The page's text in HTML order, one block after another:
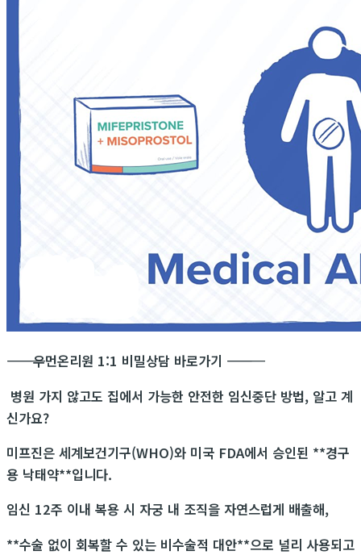
―――――――――――우먼온리원 1:1 비밀상담 바로가기 ―――――――――――
병원 가지 않고도 집에서 가능한 안전한 임신중단 방법, 알고 계
신가요?
미프진은 세계보건기구(WHO)와 미국 FDA에서 승인된 **경구
용 낙태약**입니다.
임신 12주 이내 복용 시 자궁 내 조직을 자연스럽게 배출해,
**수술 없이 회복할 수 있는 비수술적 대안**으로 널리 사용되고